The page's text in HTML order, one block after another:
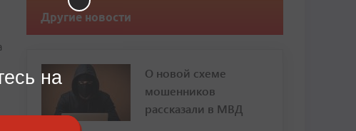
Другие новости
О новой схеме
мошенников
рассказали в МВД
на